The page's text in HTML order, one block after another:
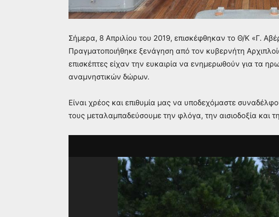
Σήμερα, 8 Απριλίου του 2019, επισκέφθηκαν το Θ/Κ «Γ.
Πραγματοποιήθηκε ξενάγηση από τον κυβερνήτη
επισκέπτες είχαν την ευκαιρία να ενημερωθούν για τα
αναμνηστικών δώρων.
Είναι χρέος και επιθυμία μας να υποδεχόμαστε
τους μεταλαμπαδεύσουμε την φλόγα, την αισιοδοξία